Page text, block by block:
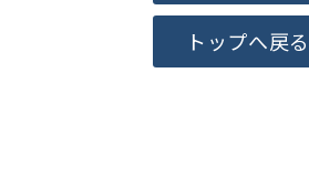
トップへ戻る